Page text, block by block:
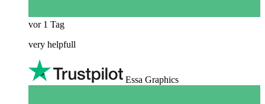
vor 1 Tag
very helpfull
Essa Graphics